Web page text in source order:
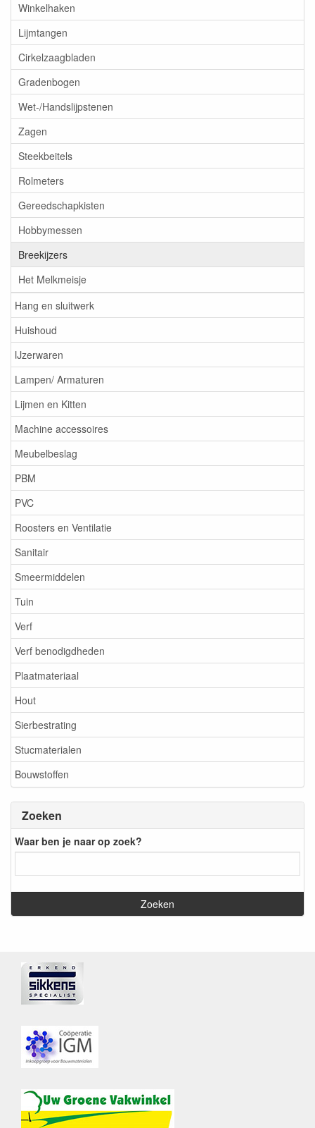
Winkelhaken
Lijmtangen
Cirkelzaagbladen
Gradenbogen
Wet-/Handslijpstenen
Zagen
Steekbeitels
Rolmeters
Gereedschapkisten
Hobbymessen
Breekijzers
Het Melkmeisje
Hang en sluitwerk
Huishoud
IJzerwaren
Lampen/ Armaturen
Lijmen en Kitten
Machine accessoires
Meubelbeslag
PBM
PVC
Roosters en Ventilatie
Sanitair
Smeermiddelen
Tuin
Verf
Verf benodigdheden
Plaatmateriaal
Hout
Sierbestrating
Stucmaterialen
Bouwstoffen
Zoeken
Waar ben je naar op zoek?